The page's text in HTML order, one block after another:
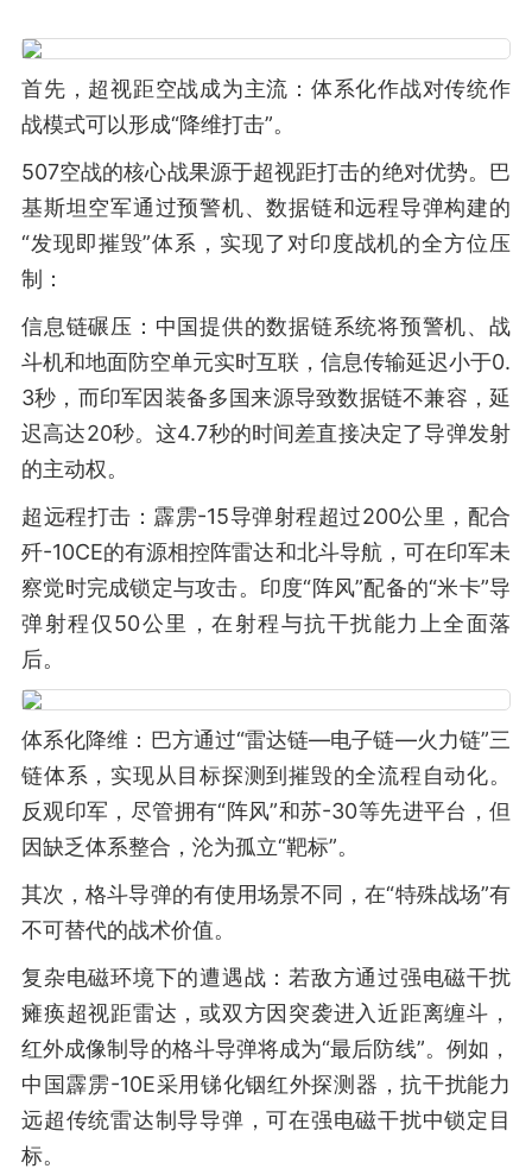
首先，超视距空战成为主流：体系化作战对传统作
战模式可以形成“降维打击”。
507空战的核心战果源于超视距打击的绝对优势。巴
基斯坦空军通过预警机、数据链和远程导弹构建的
“发现即摧毁”体系，实现了对印度战机的全方位压
制：
信息链碾压：中国提供的数据链系统将预警机、战
斗机和地面防空单元实时互联，信息传输延迟小于0.
3秒，而印军因装备多国来源导致数据链不兼容，延
迟高达20秒。这4.7秒的时间差直接决定了导弹发射
的主动权。
超远程打击：霹雳-15导弹射程超过200公里，配合
歼-10CE的有源相控阵雷达和北斗导航，可在印军未
察觉时完成锁定与攻击。印度“阵风”配备的“米卡”导
弹射程仅50公里，在射程与抗干扰能力上全面落
后。
体系化降维：巴方通过“雷达链—电子链—火力链”三
链体系，实现从目标探测到摧毁的全流程自动化。
反观印军，尽管拥有“阵风”和苏-30等先进平台，但
因缺乏体系整合，沦为孤立“靶标”。
其次，格斗导弹的有使用场景不同，在“特殊战场”有
不可替代的战术价值。
复杂电磁环境下的遭遇战：若敌方通过强电磁干扰
瘫痪超视距雷达，或双方因突袭进入近距离缠斗，
红外成像制导的格斗导弹将成为“最后防线”。例如，
中国霹雳-10E采用锑化铟红外探测器，抗干扰能力
远超传统雷达制导导弹，可在强电磁干扰中锁定目
标。